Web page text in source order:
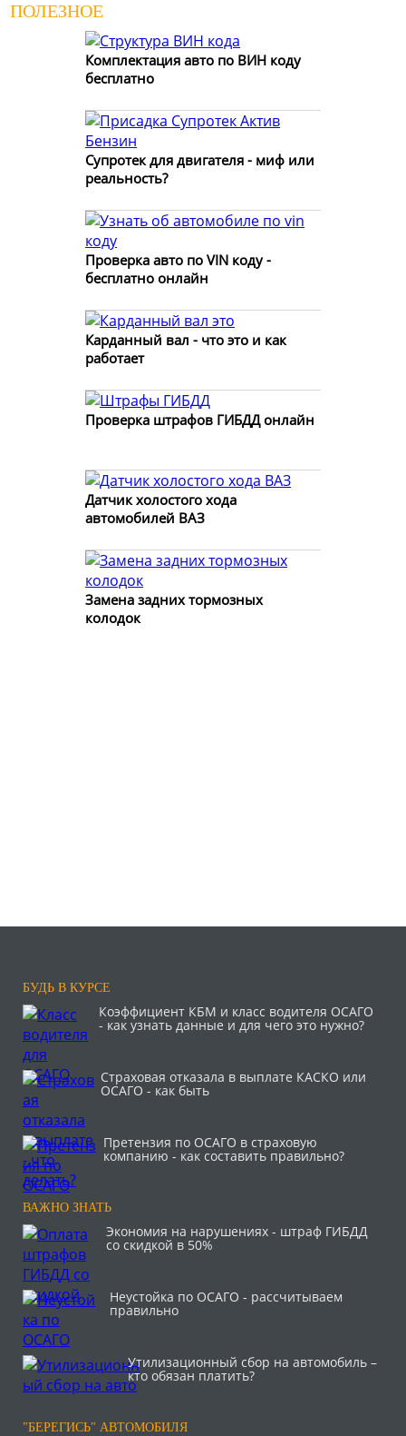
ПОЛЕЗНОЕ
Комплектация авто по ВИН коду
бесплатно
Супротек для двигателя - миф или
реальность?
Проверка авто по VIN коду -
бесплатно онлайн
Карданный вал - что это и как
работает
Проверка штрафов ГИБДД онлайн
Датчик холостого хода
автомобилей ВАЗ
Замена задних тормозных
колодок
БУДЬ В КУРСЕ
Коэффициент КБМ и класс водителя ОСАГО
- как узнать данные и для чего это нужно?
Страховая отказала в выплате КАСКО или
ОСАГО - как быть
Претензия по ОСАГО в страховую
компанию - как составить правильно?
ВАЖНО ЗНАТЬ
Экономия на нарушениях - штраф ГИБДД
со скидкой в 50%
Неустойка по ОСАГО - рассчитываем
правильно
Утилизационный сбор на автомобиль –
кто обязан платить?
"БЕРЕГИСЬ" АВТОМОБИЛЯ